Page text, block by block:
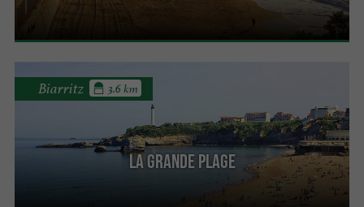
La Grande Plage
Biarritz 3.6 km